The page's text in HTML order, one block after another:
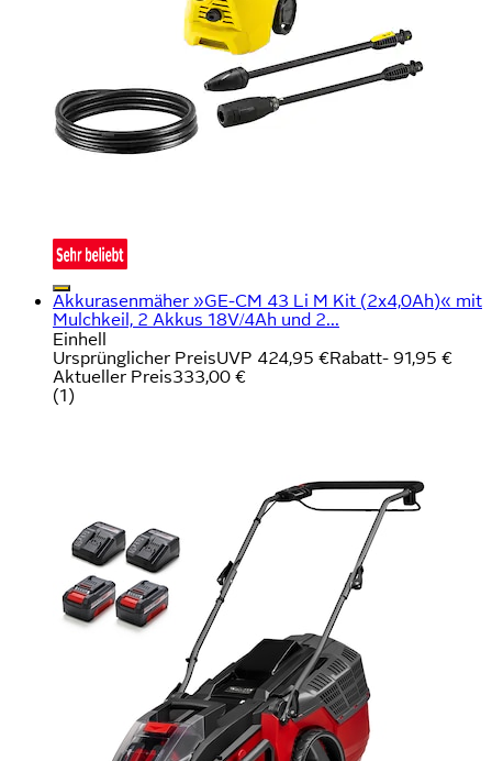
Akkurasenmäher »GE-CM 43 Li M Kit (2x4,0Ah)« mit
Mulchkeil, 2 Akkus 18V/4Ah und 2...
Einhell
Ursprünglicher PreisUVP 424,95 €Rabatt- 91,95 €
Aktueller Preis333,00 €
(1)